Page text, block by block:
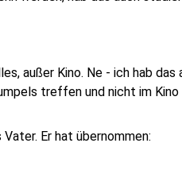
außer Kino. Ne - ich hab
treffen und nicht im Kino
Er hat übernommen: